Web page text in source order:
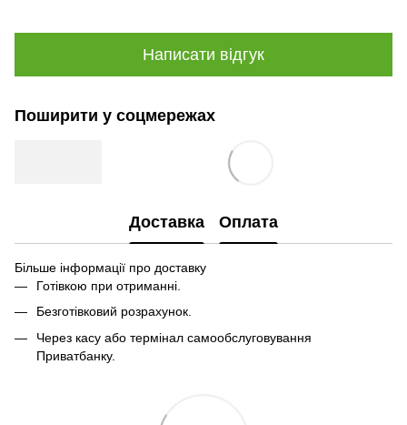
Написати відгук
Поширити у соцмережах
Доставка Оплата
Більше інформації про доставку
Готівкою при отриманні.
Безготівковий розрахунок.
Через касу або термінал самообслуговування
Приватбанку.